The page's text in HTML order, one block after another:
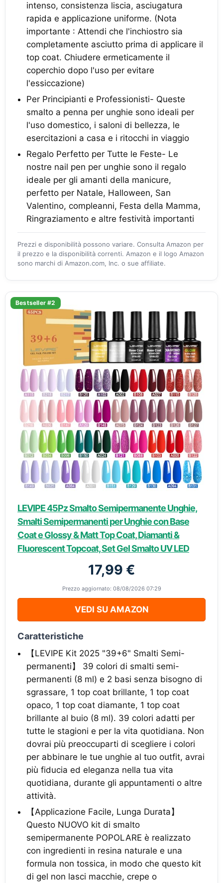
intenso, consistenza liscia, asciugatura
rapida e applicazione uniforme. (Nota
importante : Attendi che l'inchiostro sia
completamente asciutto prima di applicare il
top coat. Chiudere ermeticamente il
coperchio dopo l'uso per evitare
l'essiccazione)
Per Principianti e Professionisti- Queste
smalto a penna per unghie sono ideali per
l'uso domestico, i saloni di bellezza, le
esercitazioni a casa e i ritocchi in viaggio
Regalo Perfetto per Tutte le Feste- Le
nostre nail pen per unghie sono il regalo
ideale per gli amanti della manicure,
perfetto per Natale, Halloween, San
Valentino, compleanni, Festa della Mamma,
Ringraziamento e altre festività importanti
Prezzi e disponibilità possono variare. Consulta Amazon per
il prezzo e la disponibilità correnti. Amazon e il logo Amazon
sono marchi di Amazon.com, Inc. o sue affiliate.
Bestseller #2
LEVIPE 45Pz Smalto Semipermanente Unghie,
Smalti Semipermanenti per Unghie con Base
Coat e Glossy & Matt Top Coat, Diamanti &
Fluorescent Topcoat, Set Gel Smalto UV LED
17,99 €
Prezzo aggiornato: 08/08/2026 07:29
VEDI SU AMAZON
Caratteristiche
【LEVIPE Kit 2025 "39+6" Smalti Semi-
permanenti】 39 colori di smalti semi-
permanenti (8 ml) e 2 basi senza bisogno di
sgrassare, 1 top coat brillante, 1 top coat
opaco, 1 top coat diamante, 1 top coat
brillante al buio (8 ml). 39 colori adatti per
tutte le stagioni e per la vita quotidiana. Non
dovrai più preoccuparti di scegliere i colori
per abbinare le tue unghie al tuo outfit, avrai
più fiducia ed eleganza nella tua vita
quotidiana, durante gli appuntamenti o altre
attività.
【Applicazione Facile, Lunga Durata】
Questo NUOVO kit di smalto
semipermanente POPOLARE è realizzato
con ingredienti in resina naturale e una
formula non tossica, in modo che questo kit
di gel non lasci macchie, crepe o